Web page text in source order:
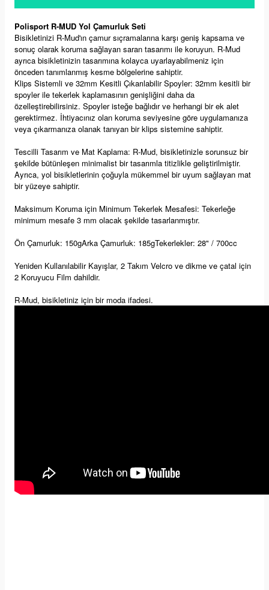
Polisport R-MUD Yol Çamurluk Seti
Bisikletinizi R-Mud'ın çamur sıçramalarına karşı geniş kapsama ve
sonuç olarak koruma sağlayan saran tasarımı ile koruyun. R-Mud
ayrıca bisikletinizin tasarımına kolayca uyarlayabilmeniz için
önceden tanımlanmış kesme bölgelerine sahiptir.
Klips Sistemli ve 32mm Kesitli Çıkarılabilir Spoyler: 32mm kesitli bir
spoyler ile tekerlek kaplamasının genişliğini daha da
özelleştirebilirsiniz. Spoyler isteğe bağlıdır ve herhangi bir ek alet
gerektirmez. İhtiyacınız olan koruma seviyesine göre uygulamanıza
veya çıkarmanıza olanak tanıyan bir klips sistemine sahiptir.
Tescilli Tasarım ve Mat Kaplama: R-Mud, bisikletinizle sorunsuz bir
şekilde bütünleşen minimalist bir tasarımla titizlikle geliştirilmiştir.
Ayrıca, yol bisikletlerinin çoğuyla mükemmel bir uyum sağlayan mat
bir yüzeye sahiptir.
Maksimum Koruma için Minimum Tekerlek Mesafesi: Tekerleğe
minimum mesafe 3 mm olacak şekilde tasarlanmıştır.
Ön Çamurluk: 150gArka Çamurluk: 185gTekerlekler: 28" / 700cc
Yeniden Kullanılabilir Kayışlar, 2 Takım Velcro ve dikme ve çatal için
2 Koruyucu Film dahildir.
R-Mud, bisikletiniz için bir moda ifadesi.